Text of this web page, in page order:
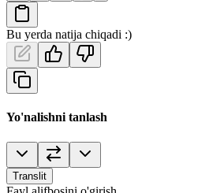
Bu yerda natija chiqadi :)
Yo'nalishni tanlash
Translit